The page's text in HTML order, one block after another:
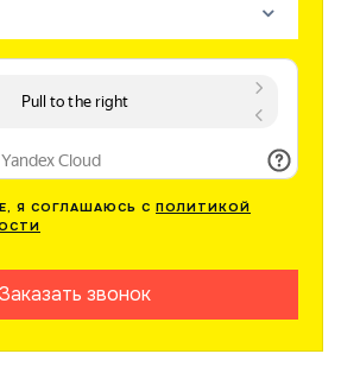
Я СОГЛАШАЮСЬ С ПОЛИТИКОЙ
Заказать звонок